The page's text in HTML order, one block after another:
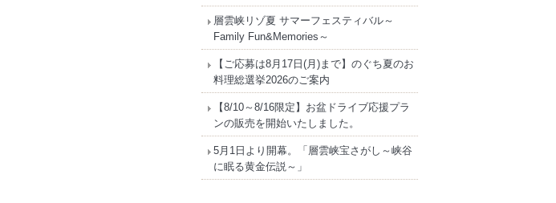
層雲峡リゾ夏 サマーフェスティバル～
Family Fun&Memories～
【ご応募は8月17日(月)まで】のぐち夏のお
料理総選挙2026のご案内
【8/10～8/16限定】お盆ドライブ応援プラ
ンの販売を開始いたしました。
5月1日より開幕。「層雲峡宝さがし～峡谷
に眠る黄金伝説～」